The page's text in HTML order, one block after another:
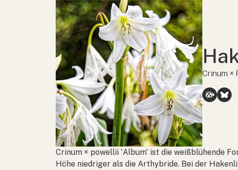
Crinum ×
Crinum × powellii 'Album' ist die weißblühende
Höhe niedriger als die Arthybride. Bei der